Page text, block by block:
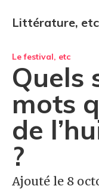
Littérature,
Le festival, etc
Quels
mots
de
?
Ajouté le 8